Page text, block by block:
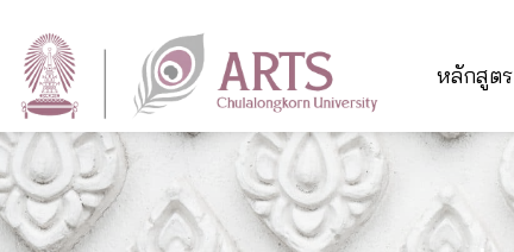
หลักสูตร